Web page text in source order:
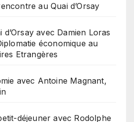
au Quai d’Orsay
avec Damien Loras
économique au
Etrangères
avec Antoine Magnant,
déjeuner avec Rodolphe